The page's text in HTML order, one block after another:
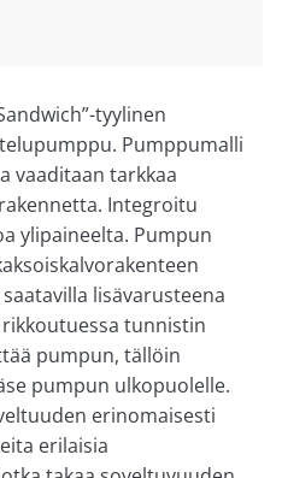
tyylinen
Pumppumalli
vaaditaan tarkkaa
Integroitu
ylipaineelta. Pumpun
lisävarusteena
tunnistin
pumpun, tällöin
pumpun ulkopuolelle.
erinomaisesti
erilaisia